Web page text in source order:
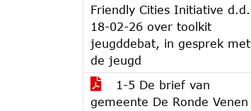
Friendly Cities Initiative d.d.
18-02-26 over toolkit
jeugddebat, in gesprek met
de jeugd
1-5 De brief van
gemeente De Ronde Venen